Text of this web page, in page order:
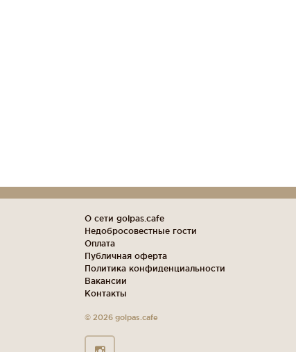
О сети golpas.cafe
Недобросовестные гости
Оплата
Публичная оферта
Политика конфиденциальности
Вакансии
Контакты
© 2026 golpas.cafe